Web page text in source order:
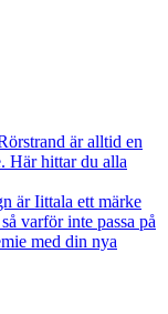
är alltid en
Här hittar du alla
är Iittala ett märke
varför inte passa på
med din nya